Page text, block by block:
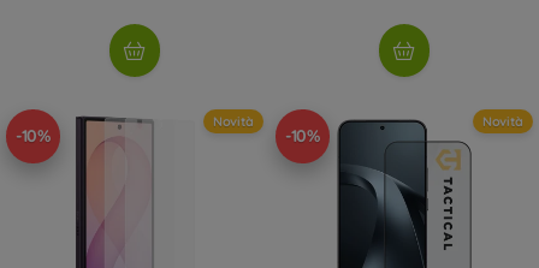
-10%
Novità
-10%
Novità